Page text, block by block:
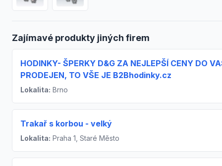
Zajímavé produkty jiných firem
HODINKY- ŠPERKY D&G ZA NEJLEPŠÍ CENY DO
PRODEJEN, TO VŠE JE B2Bhodinky.cz
Lokalita: Brno
Trakař s korbou - velký
Lokalita: Praha 1, Staré Město